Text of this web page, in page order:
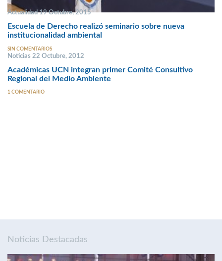
Actualidad 19 Octubre, 2015
Escuela de Derecho realizó seminario sobre nueva
institucionalidad ambiental
SIN COMENTARIOS
Noticias 22 Octubre, 2012
Académicas UCN integran primer Comité Consultivo
Regional del Medio Ambiente
1 COMENTARIO
Noticias Destacadas